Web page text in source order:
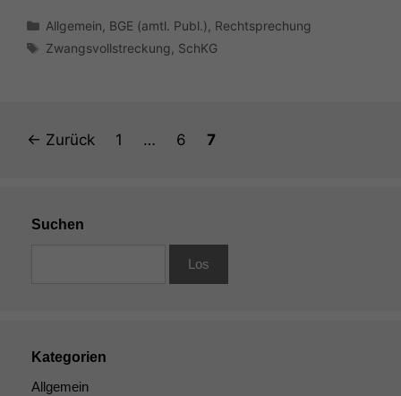
Kategorien
Allgemein BGE (amtl. Publ.) Rechtsprechung
Schlagwörter
Zwangsvollstreckung SchKG
← Zurück Seite
1 … Seite
6 Seite
7
Suchen
Kategorien
Allgemein
Notwendige
Cookies